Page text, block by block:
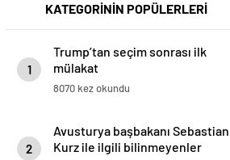
KATEGORİNİN POPÜLERLERİ
1
Trump’tan seçim sonrası ilk
mülakat
8070 kez okundu
2
Avusturya başbakanı Sebastian
Kurz ile ilgili bilinmeyenler